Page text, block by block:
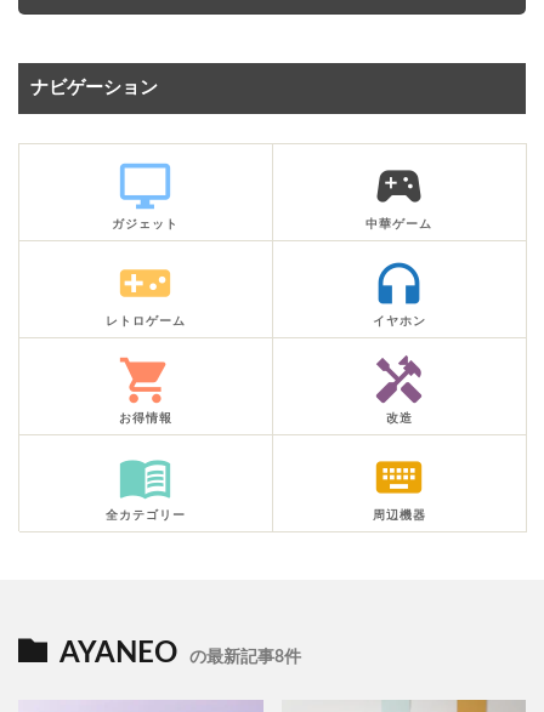
ナビゲーション
desktop_windows
ガジェット
sports_esports
中華ゲーム
videogame_asset
レトロゲーム
headphones
イヤホン
shopping_cart
お得情報
handyman
改造
menu_book
全カテゴリー
keyboard
周辺機器
AYANEO の最新記事8件